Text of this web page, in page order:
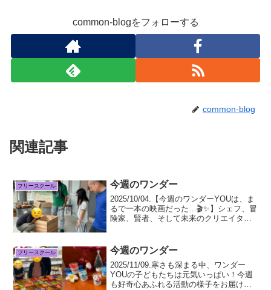
common-blogをフォローする
common-blog
関連記事
フリースクール 今週のワンダー
2025/10/04.【今週のワンダーYOUは、ま
るで一本の映画だった…🎬✨】シェフ、冒
険家、賢者、そして未来のクリエイタ
この一週間で見せてくれた「輝く姿」そ
のものな...
フリースクール 今週のワンダー
2025/11/09.寒さも深まる中、ワンダー
YOUの子どもたちは元気いっぱい！今週
も好奇心あふれる活動の様子をお届けし